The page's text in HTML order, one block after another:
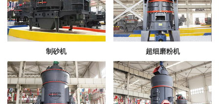
制砂机 超细磨粉机